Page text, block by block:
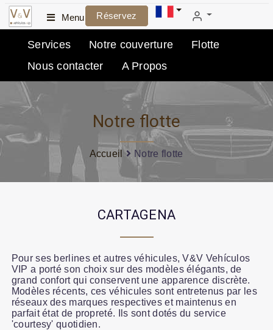
Menu Réservez
Services Notre couverture
Flotte
Nous contacter
A Propos
Notre flotte
Accueil Notre flotte
CARTAGENA
Pour ses berlines et autres véhicules, V&V Vehículos
VIP a porté son choix sur des modèles élégants, de
grand confort qui conservent une apparence discrète.
Modèles récents, ces véhicules sont entretenus par les
réseaux des marques respectives et maintenus en
parfait état de propreté. Ils sont dotés du service
'courtesy' quotidien.